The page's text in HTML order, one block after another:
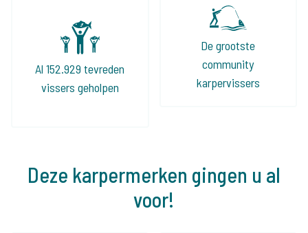
Al 152.929 tevreden
vissers geholpen
De grootste
community
karpervissers
Deze karpermerken gingen u al
voor!